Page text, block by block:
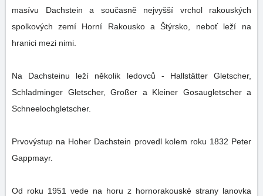
masívu Dachstein a současně nejvyšší vrchol rakouských
spolkových zemí Horní Rakousko a Štýrsko, neboť leží na
hranici mezi nimi.
Na Dachsteinu leží několik ledovců - Hallstätter Gletscher,
Schladminger Gletscher, Großer a Kleiner Gosaugletscher a
Schneelochgletscher.
Prvovýstup na Hoher Dachstein provedl kolem roku 1832 Peter
Gappmayr.
Od roku 1951 vede na horu z hornorakouské strany lanovka